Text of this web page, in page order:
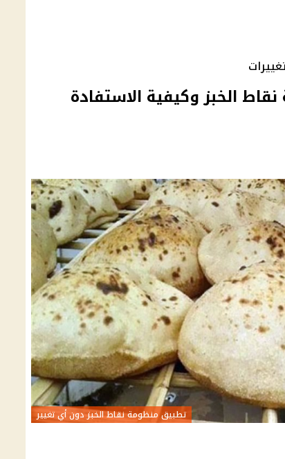
الخبز وكيفية الاستفادة
تطبيق منظومة نقاط الخبز دون أي تغيير